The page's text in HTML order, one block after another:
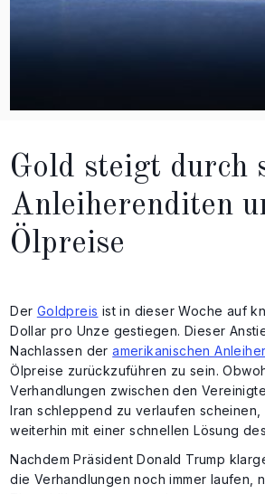
Gold steigt durch
Anleiherenditen
Ölpreise
Der Goldpreis ist in dieser Woche auf
Dollar pro Unze gestiegen. Dieser
Nachlassen deramerikanischen
Ölpreise zurückzuführen zu sein.
Verhandlungen zwischen den
Iran schleppend zu verlaufen
weiterhin mit einer schnellen Lösung
Nachdem Präsident Donald Trump
die Verhandlungen noch immer laufen,